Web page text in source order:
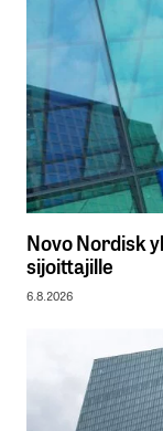
Novo Nordisk
sijoittajille
6.8.2026